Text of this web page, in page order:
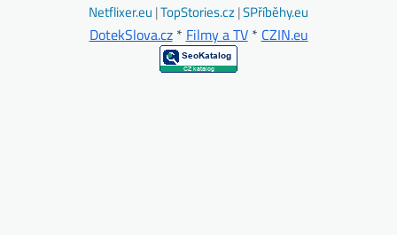
Netflixer.eu |TopStories.cz|SPříběhy.eu
DotekSlova.cz* Filmy a TV* CZIN.eu